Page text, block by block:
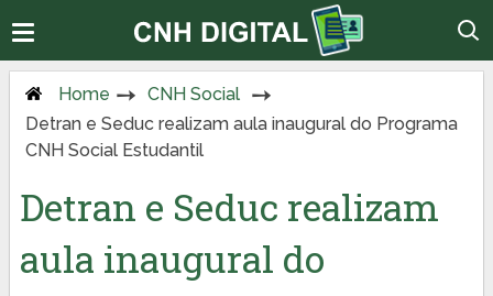
Home
CNH Social
Detran e Seduc realizam aula inaugural do Programa
CNH Social Estudantil
Detran e Seduc realizam
aula inaugural do